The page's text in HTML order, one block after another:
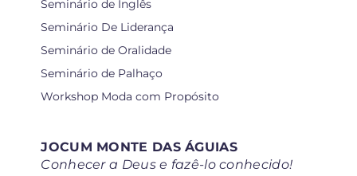
Seminário de Inglês
Seminário De Liderança
Seminário de Oralidade
Seminário de Palhaço
Workshop Moda com Propósito
JOCUM MONTE DAS ÁGUIAS
Conhecer a Deus e fazê-lo conhecido!